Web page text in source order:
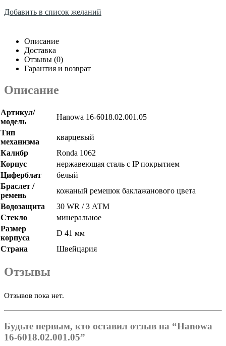
Добавить в список желаний
Описание
Доставка
Отзывы (0)
Гарантия и возврат
Описание
Артикул/
модель
Hanowa 16-6018.02.001.05
Тип
механизма
кварцевый
Калибр
Ronda 1062
Корпус
нержавеющая сталь с IP покрытием
Циферблат
белый
Браслет /
ремень
кожаный ремешок баклажанового цвета
Водозащита
30 WR / 3 АТМ
Стекло
минеральное
Размер
корпуса
D 41 мм
Страна
Швейцария
Отзывы
Отзывов пока нет.
Будьте первым, кто оставил отзыв на “Hanowa
16-6018.02.001.05”